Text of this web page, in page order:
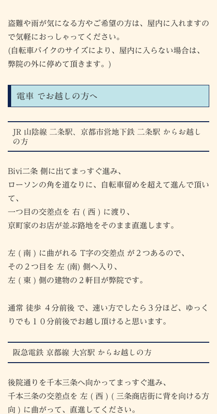
盗難や雨が気になる方やご希望の方は、屋内に入れますの
で気軽におっしゃってください。
(自転車バイクのサイズにより、屋内に入らない場合は、
弊院の外に停めて頂きます。)
電車 でお越しの方へ
JR 山陰線 二条駅、京都市営地下鉄 二条駅 からお越し
の方
Bivi二条 側に出てまっすぐ進み、
ローソンの角を道なりに、自転車留めを超えて進んで頂い
て、
一つ目の交差点を 右 ( 西 ) に渡り、
京町家のお店が並ぶ路地をそのまま直進します。
左 ( 南 ) に曲がれる T字の交差点 が２つあるので、
その２つ目を 左 (南) 側へ入り、
左 ( 東 ) 側の建物の２軒目が弊院です。
通常 徒歩 ４分前後 で、速い方でしたら３分ほど、ゆっく
りでも１０分前後でお越し頂けると思います。
阪急電鉄 京都線 大宮駅 からお越しの方
後院通りを千本三条へ向かってまっすぐ進み、
千本三条の交差点を 左 ( 西 ) ( 三条商店街に背を向ける方
向 ) に曲がって、直進してください。